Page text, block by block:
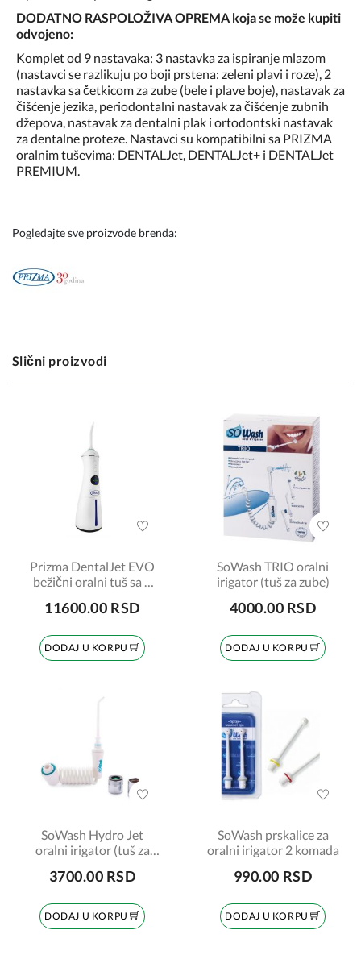
DODATNO RASPOLOŽIVA OPREMA koja se može kupiti
odvojeno:
Komplet od 9 nastavaka: 3 nastavka za ispiranje mlazom
(nastavci se razlikuju po boji prstena: zeleni plavi i roze), 2
nastavka sa četkicom za zube (bele i plave boje), nastavak za
čišćenje jezika, periodontalni nastavak za čišćenje zubnih
džepova, nastavak za dentalni plak i ortodontski nastavak
za dentalne proteze. Nastavci su kompatibilni sa PRIZMA
oralnim tuševima: DENTALJet, DENTALJet+ i DENTALJet
PREMIUM.
Pogledajte sve proizvode brenda:
Slični proizvodi
Prizma DentalJet EVO
bežični oralni tuš sa 5
11600.00 RSD
DODAJ U KORPU
SoWash TRIO oralni
irigator (tuš za zube)
4000.00 RSD
DODAJ U KORPU
SoWash Hydro Jet
oralni irigator (tuš za
3700.00 RSD
DODAJ U KORPU
SoWash prskalice za
oralni irigator 2 komada
990.00 RSD
DODAJ U KORPU